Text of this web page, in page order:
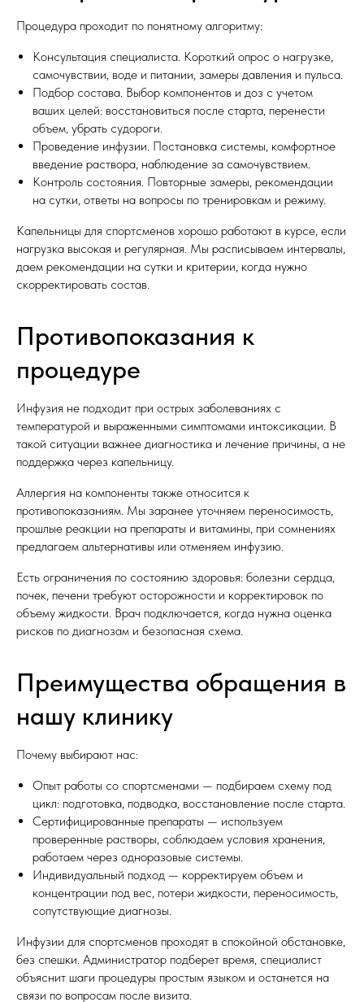
Процедура проходит по понятному алгоритму:
Консультация специалиста. Короткий опрос о нагрузке,
самочувствии, воде и питании, замеры давления и пульса.
Подбор состава. Выбор компонентов и доз с учетом
ваших целей: восстановиться после старта, перенести
объем, убрать судороги.
Проведение инфузии. Постановка системы, комфортное
введение раствора, наблюдение за самочувствием.
Контроль состояния. Повторные замеры, рекомендации
на сутки, ответы на вопросы по тренировкам и режиму.
Капельницы для спортсменов хорошо работают в курсе, если
нагрузка высокая и регулярная. Мы расписываем интервалы,
даем рекомендации на сутки и критерии, когда нужно
скорректировать состав.
Противопоказания к
процедуре
Инфузия не подходит при острых заболеваниях с
температурой и выраженными симптомами интоксикации. В
такой ситуации важнее диагностика и лечение причины, а не
поддержка через капельницу.
Аллергия на компоненты также относится к
противопоказаниям. Мы заранее уточняем переносимость,
прошлые реакции на препараты и витамины, при сомнениях
предлагаем альтернативы или отменяем инфузию.
Есть ограничения по состоянию здоровья: болезни сердца,
почек, печени требуют осторожности и корректировок по
объему жидкости. Врач подключается, когда нужна оценка
рисков по диагнозам и безопасная схема.
Преимущества обращения в
нашу клинику
Почему выбирают нас:
Опыт работы со спортсменами — подбираем схему под
цикл: подготовка, подводка, восстановление после старта.
Сертифицированные препараты — используем
проверенные растворы, соблюдаем условия хранения,
работаем через одноразовые системы.
Индивидуальный подход — корректируем объем и
концентрации под вес, потери жидкости, переносимость,
сопутствующие диагнозы.
Инфузии для спортсменов проходят в спокойной обстановке,
без спешки. Администратор подберет время, специалист
объяснит шаги процедуры простым языком и останется на
связи по вопросам после визита.